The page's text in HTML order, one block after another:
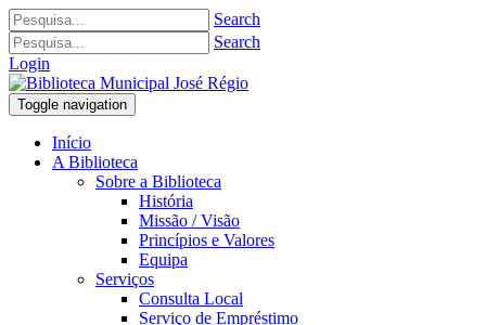
Search
Search
Login
Toggle navigation
Início
A Biblioteca
Sobre a Biblioteca
História
Missão / Visão
Princípios e Valores
Equipa
Serviços
Consulta Local
Serviço de Empréstimo